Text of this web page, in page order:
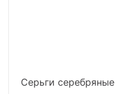
Серьги серебряные